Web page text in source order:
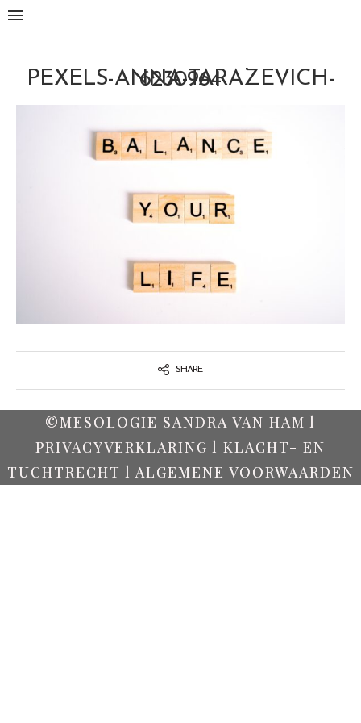
PEXELS-ANNA-TARAZEVICH-6230964
SHARE
©MESOLOGIE SANDRA VAN HAM l
PRIVACYVERKLARING l KLACHT- EN
TUCHTRECHT l ALGEMENE VOORWAARDEN